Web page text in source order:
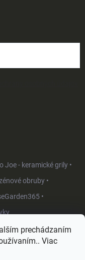
prechádzaním
Viac
Joe - keramické grily •
obruby •
•